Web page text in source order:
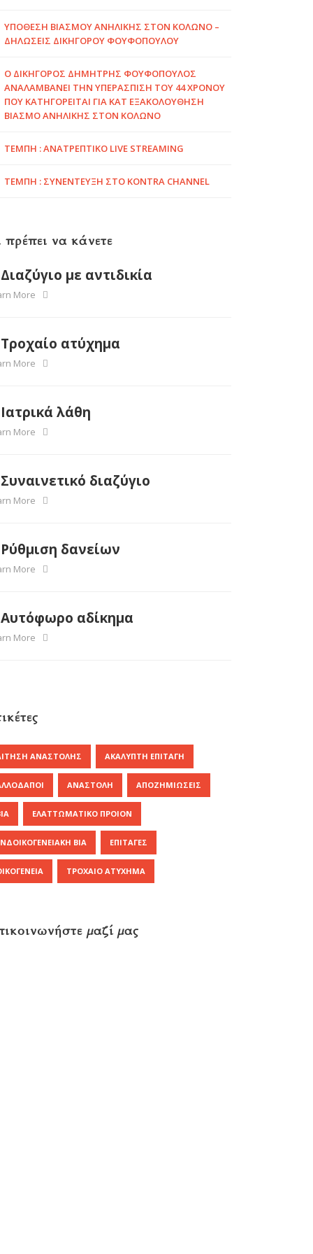
ΥΠΌΘΕΣΗ ΒΙΑΣΜΟΎ ΑΝΉΛΙΚΗΣ ΣΤΟΝ ΚΟΛΩΝΌ –
ΔΗΛΏΣΕΙΣ ΔΙΚΗΓΌΡΟΥ ΦΟΥΦΌΠΟΥΛΟΥ
Ο ΔΙΚΗΓΟΡΟΣ ΔΗΜΗΤΡΗΣ ΦΟΥΦΌΠΟΥΛΟΣ
ΑΝΑΛΑΜΒΆΝΕΙ ΤΗΝ ΥΠΕΡΑΣΠΙΣΗ ΤΟΥ 44 ΧΡΌΝΟΥ
ΠΟΥ ΚΑΤΗΓΟΡΕΊΤΑΙ ΓΙΑ ΚΑΤ ΕΞΑΚΟΛΟΎΘΗΣΗ
ΒΙΑΣΜΌ ΑΝΉΛΙΚΗΣ ΣΤΟΝ ΚΟΛΩΝΌ
ΤΈΜΠΗ : ΑΝΑΤΡΕΠΤΙΚΟ LIVE STREAMING
ΤΈΜΠΗ : ΣΥΝΈΝΤΕΥΞΗ ΣΤΟ KONTRA CHANNEL
πρέπει να κάνετε
Διαζύγιο με αντιδικία
More
Τροχαίο ατύχημα
More
Ιατρικά λάθη
More
Συναινετικό διαζύγιο
More
Ρύθμιση δανείων
More
Αυτόφωρο αδίκημα
More
ΑΝΑΣΤΟΛΉΣ ΑΚΆΛΥΠΤΗ ΕΠΙΤΑΓΉ
ΑΝΑΣΤΟΛΉ ΑΠΟΖΗΜΙΏΣΕΙΣ
ΕΛΑΤΤΩΜΑΤΙΚΌ ΠΡΟΙΌΝ
ΒΊΑ ΕΠΙΤΑΓΈΣ
ΤΡΟΧΑΊΟ ΑΤΎΧΗΜΑ
μαζί μας